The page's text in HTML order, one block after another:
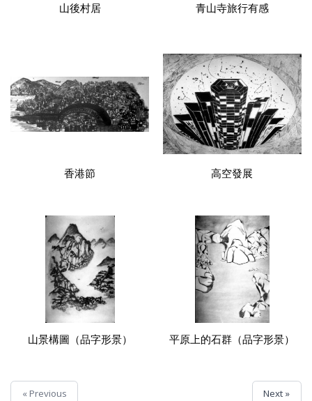
山後村居 青山寺旅行有感
香港節 高空發展
山景構圖（品字形景） 平原上的石群（品字形景）
« Previous Next »